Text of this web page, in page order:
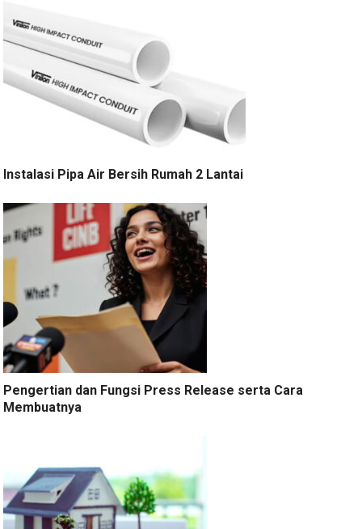
Instalasi Pipa Air Bersih Rumah 2 Lantai
Pengertian dan Fungsi Press Release serta Cara
Membuatnya